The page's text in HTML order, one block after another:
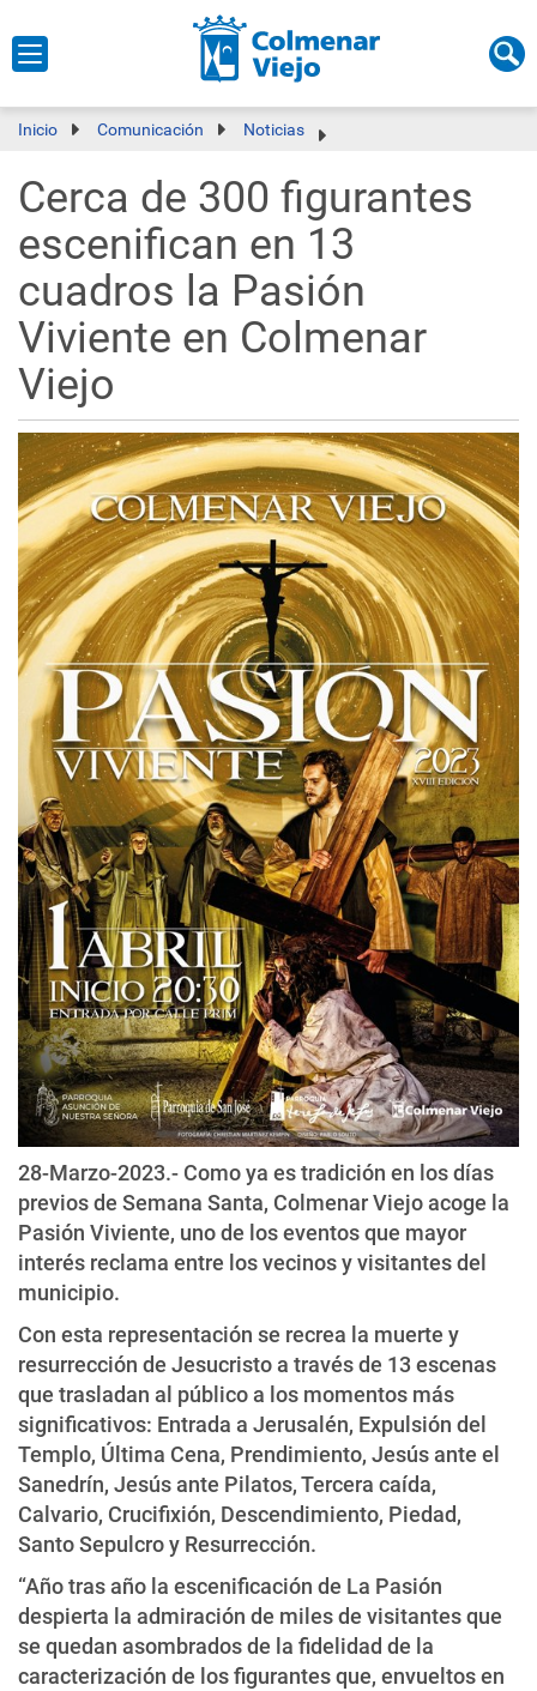
Inicio Comunicación Noticias
Cerca de 300 figurantes
escenifican en 13
cuadros la Pasión
Viviente en Colmenar
Viejo
28-Marzo-2023.- Como ya es tradición en los días
previos de Semana Santa, Colmenar Viejo acoge la
Pasión Viviente, uno de los eventos que mayor
interés reclama entre los vecinos y visitantes del
municipio.
Con esta representación se recrea la muerte y
resurrección de Jesucristo a través de 13 escenas
que trasladan al público a los momentos más
significativos: Entrada a Jerusalén, Expulsión del
Templo, Última Cena, Prendimiento, Jesús ante el
Sanedrín, Jesús ante Pilatos, Tercera caída,
Calvario, Crucifixión, Descendimiento, Piedad,
Santo Sepulcro y Resurrección.
“Año tras año la escenificación de La Pasión
despierta la admiración de miles de visitantes que
se quedan asombrados de la fidelidad de la
caracterización de los figurantes que, envueltos en